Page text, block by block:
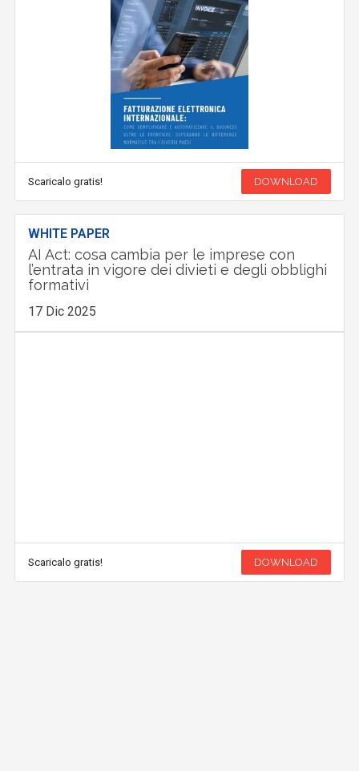
Scaricalo gratis! DOWNLOAD
WHITE PAPER
AI Act: cosa cambia per le imprese con
l’entrata in vigore dei divieti e degli obblighi
formativi
17 Dic 2025
Scaricalo gratis! DOWNLOAD